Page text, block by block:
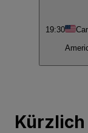
19:30